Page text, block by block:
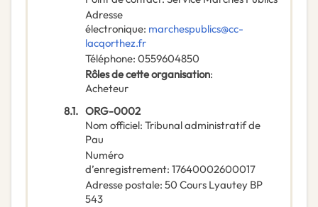
Adresse
électronique: marchespublics@cc-
lacqorthez.fr
Téléphone: 0559604850
Rôles de cette organisation:
Acheteur
8.1. ORG-0002
Nom officiel: Tribunal administratif de
Pau
Numéro
d’enregistrement: 17640002600017
Adresse postale: 50 Cours Lyautey BP
543